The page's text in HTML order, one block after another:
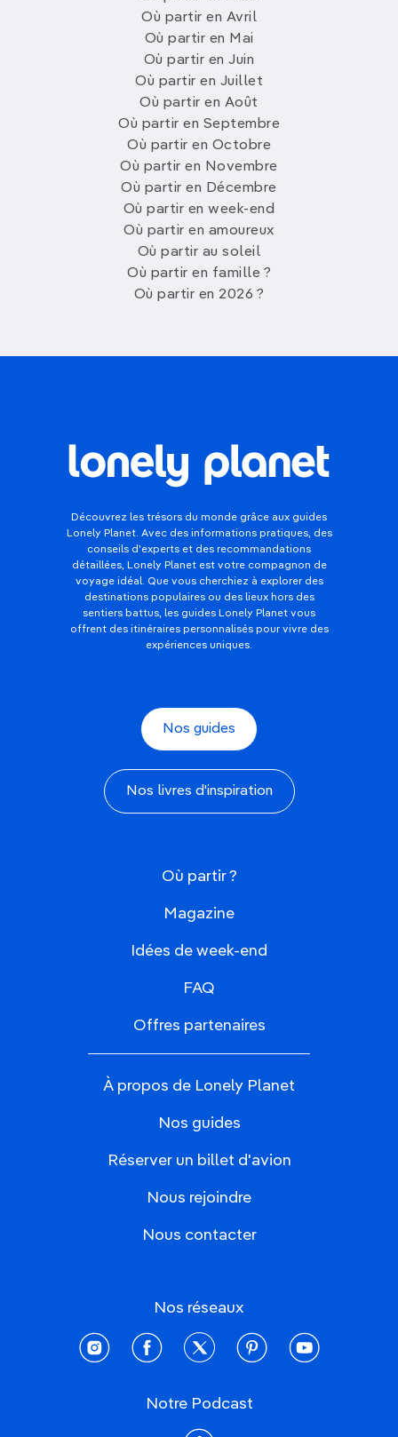
Où partir en Avril
Où partir en Mai
Où partir en Juin
Où partir en Juillet
Où partir en Août
Où partir en Septembre
Où partir en Octobre
Où partir en Novembre
Où partir en Décembre
Où partir en week-end
Où partir en amoureux
Où partir au soleil
Où partir en famille ?
Où partir en 2026 ?
Découvrez les trésors du monde grâce aux guides
Lonely Planet. Avec des informations pratiques, des
conseils d'experts et des recommandations
détaillées, Lonely Planet est votre compagnon de
voyage idéal. Que vous cherchiez à explorer des
destinations populaires ou des lieux hors des
sentiers battus, les guides Lonely Planet vous
offrent des itinéraires personnalisés pour vivre des
expériences uniques.
Nos guides
Nos livres d'inspiration
Où partir ?
Magazine
Idées de week-end
FAQ
Offres partenaires
À propos de Lonely Planet
Nos guides
Réserver un billet d'avion
Nous rejoindre
Nous contacter
Nos réseaux
instagramfacebooktwitter pinterestyoutube
Notre Podcast